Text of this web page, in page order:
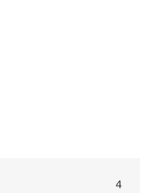
4
utente